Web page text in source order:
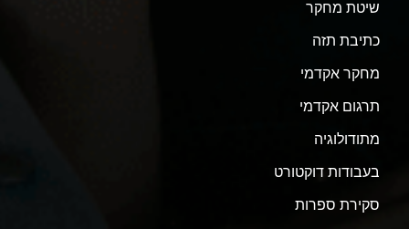
שיטת מחקר
כתיבת תזה
מחקר אקדמי
תרגום אקדמי
מתודולוגיה
בעבודות דוקטורט
סקירת ספרות